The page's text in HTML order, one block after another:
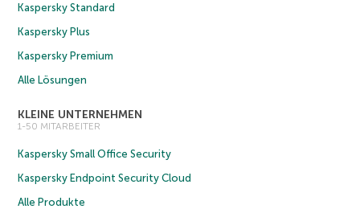
Kaspersky Standard
Kaspersky Plus
Kaspersky Premium
Alle Lösungen
KLEINE UNTERNEHMEN
1-50 MITARBEITER
Kaspersky Small Office Security
Kaspersky Endpoint Security Cloud
Alle Produkte